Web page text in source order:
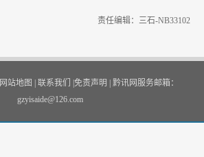
责任编辑：三石-NB33102
网站地图 联系我们 免责声明
黔讯网服务邮箱：
gzyisaide@126.com